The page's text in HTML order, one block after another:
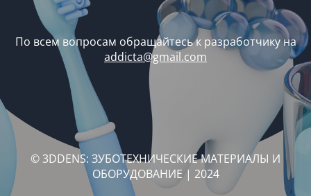
По всем вопросам обращайтесь к разработчику на
addicta@gmail.com
© 3DDENS: ЗУБОТЕХНИЧЕСКИЕ МАТЕРИАЛЫ И
ОБОРУДОВАНИЕ | 2024